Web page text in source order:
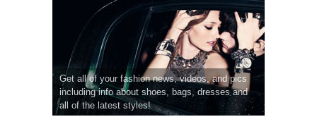
Get all of your fashion news, videos, and pics
including info about shoes, bags, dresses and
all of the latest styles!